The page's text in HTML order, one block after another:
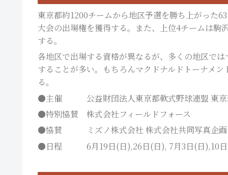
東京都約1200チームから地区予選を勝ち上がった
大会の出場権を獲得する。また、上位4チームは駒
する。
各地区で出場する資格が異なるが、多くの地区で
することが多い。もちろんマクドナルドトーナメ
る。
●主催 公益財団法人東京都軟式野球連盟 東京
●特別協賛 株式会社フィールドフォース
●協賛 ミズノ株式会社 株式会社共同写真企画
●日程 6月19日(日),26日(日), 7月3日(日),10日(